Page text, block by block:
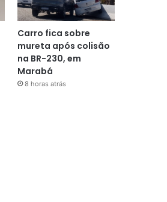
Carro fica sobre
mureta após colisão
na BR-230, em
Marabá
8 horas atrás